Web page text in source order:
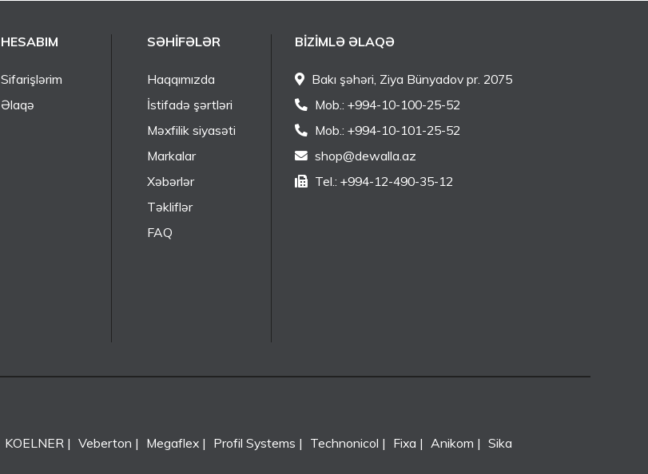
HESABIM
Sifarişlərim
Əlaqə
SƏHIFƏLƏR
Haqqımızda
İstifadə şərtləri
Məxfilik siyasəti
Markalar
Xəbərlər
Təkliflər
FAQ
BIZIMLƏ ƏLAQƏ
Bakı şəhəri, Ziya Bünyadov pr. 2075
Mob.: +994-10-100-25-52
Mob.: +994-10-101-25-52
shop@dewalla.az
Tel.: +994-12-490-35-12
KOELNER Veberton Megaflex Profil Systems Technonicol Fixa Anikom Sika